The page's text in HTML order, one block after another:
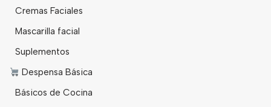
Cremas Faciales
Mascarilla facial
Suplementos
Despensa Básica
Básicos de Cocina